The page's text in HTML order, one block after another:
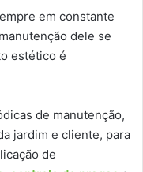
em constante
dele se
estético é
de manutenção,
jardim e cliente, para
de